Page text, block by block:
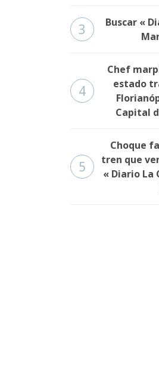
3
Buscar «
4
Chef
estado
Capital
5
Choque
tren que
« Diario La